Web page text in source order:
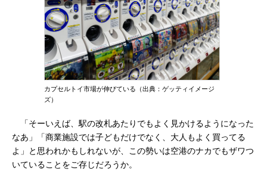
カプセルトイ市場が伸びている（出典：ゲッティイメージ
ズ）
「そーいえば、駅の改札あたりでもよく見かけるようになった
なあ」「商業施設では子どもだけでなく、大人もよく買ってる
よ」と思われかもしれないが、この勢いは空港のナカでもザワつ
いていることをご存じだろうか。